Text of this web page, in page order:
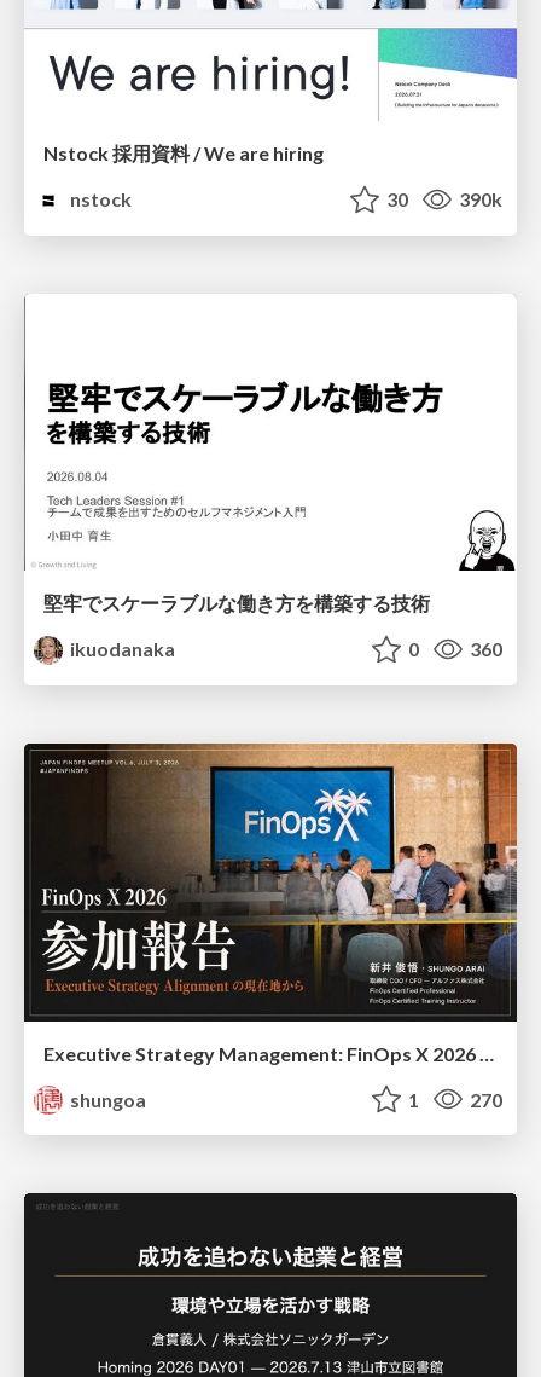
Nstock 採用資料 / We are hiring
nstock
30 390k
堅牢でスケーラブルな働き方を構築する技術
ikuodanaka
0 360
shungoa
1 270